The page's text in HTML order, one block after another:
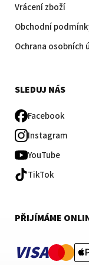
Vrácení zboží
Obchodní
Ochrana osobních
SLEDUJ NÁS
Facebook
Instagram
YouTube
TikTok
PŘIJÍMÁME
VISA